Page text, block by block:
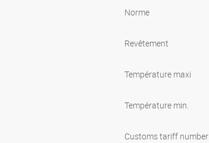
Norme
Revêtement
Température maxi
Température min.
Customs tariff number